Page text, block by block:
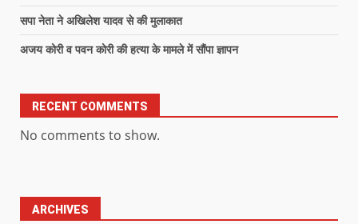
सपा नेता ने अखिलेश यादव से की मुलाकात
अजय कोरी व पवन कोरी की हत्या के मामले में सौंपा ज्ञापन
RECENT COMMENTS
No comments to show.
ARCHIVES